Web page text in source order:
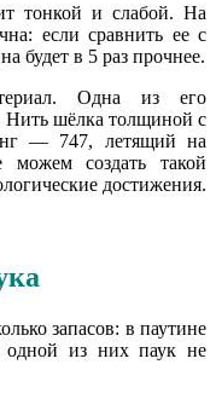
тонкой и слабой. На
если сравнить ее с
будет в 5 раз прочнее.
Одна из его
Нить шёлка толщиной с
— 747, летящий на
создать такой
достижения.
запасов: в паутине
из них паук не